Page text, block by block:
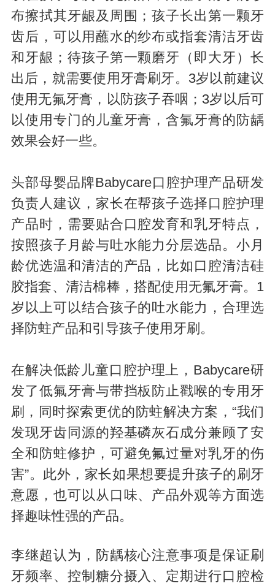
布擦拭其牙龈及周围；孩子长出第一颗牙
齿后，可以用蘸水的纱布或指套清洁牙齿
和牙龈；待孩子第一颗磨牙（即大牙）长
出后，就需要使用牙膏刷牙。3岁以前建议
使用无氟牙膏，以防孩子吞咽；3岁以后可
以使用专门的儿童牙膏，含氟牙膏的防龋
效果会好一些。
头部母婴品牌Babycare口腔护理产品研发
负责人建议，家长在帮孩子选择口腔护理
产品时，需要贴合口腔发育和乳牙特点，
按照孩子月龄与吐水能力分层选品。小月
龄优选温和清洁的产品，比如口腔清洁硅
胶指套、清洁棉棒，搭配使用无氟牙膏。1
岁以上可以结合孩子的吐水能力，合理选
择防蛀产品和引导孩子使用牙刷。
在解决低龄儿童口腔护理上，Babycare研
发了低氟牙膏与带挡板防止戳喉的专用牙
刷，同时探索更优的防蛀解决方案，“我们
发现牙齿同源的羟基磷灰石成分兼顾了安
全和防蛀修护，可避免氟过量对乳牙的伤
害”。此外，家长如果想要提升孩子的刷牙
意愿，也可以从口味、产品外观等方面选
择趣味性强的产品。
李继超认为，防龋核心注意事项是保证刷
牙频率、控制糖分摄入、定期进行口腔检